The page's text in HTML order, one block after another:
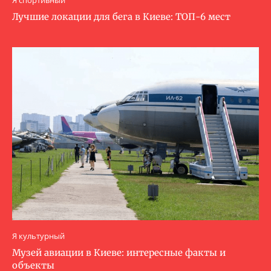
Лучшие локации для бега в Киеве: ТОП-6 мест
Я культурный
Музей авиации в Киеве: интересные факты и
объекты